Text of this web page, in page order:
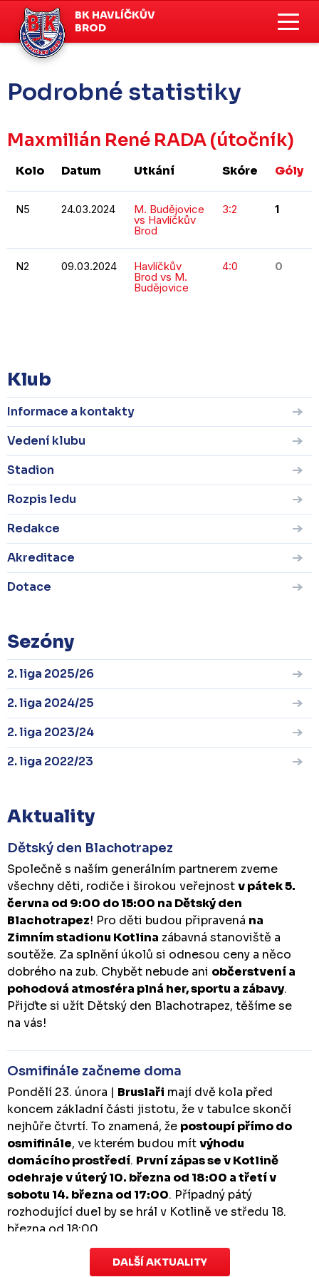
BK HAVLÍČKŮV
BROD
Podrobné statistiky
Maxmilián René RADA(útočník)
Kolo Datum Utkání Skóre Góly
N5 24.03.2024 M. Budějovice
vs Havlíčkův
Brod
3:2 1
N2 09.03.2024 Havlíčkův
Brod vs M.
Budějovice
4:0 0
Klub
Informace a kontakty
Vedení klubu
Stadion
Rozpis ledu
Redakce
Akreditace
Dotace
Sezóny
2. liga 2025/26
2. liga 2024/25
2. liga 2023/24
2. liga 2022/23
Aktuality
Dětský den Blachotrapez
Společně s naším generálním partnerem zveme
všechny děti, rodiče i širokou veřejnostv pátek 5.
června od 9:00 do 15:00 na Dětský den
Blachotrapez! Pro děti budou připravená na
Zimním stadionu Kotlina zábavná stanoviště a
soutěže. Za splnění úkolů si odnesou ceny a něco
dobrého na zub. Chybět nebude ani občerstvení a
pohodová atmosféra plná her, sportu a zábavy.
Přijďte si užít Dětský den Blachotrapez, těšíme se
na vás!
Osmifinále začneme doma
Pondělí 23. února | Bruslaři mají dvě kola před
koncem základní části jistotu, že v tabulce skončí
nejhůře čtvrtí. To znamená, že postoupí přímo do
osmifinále, ve kterém budou mítvýhodu
domácího prostředí. První zápas se v Kotlině
odehraje v úterý 10. března od 18:00 a třetí v
sobotu 14. března od 17:00. Případný pátý
rozhodující duel by se hrál v Kotlině ve středu 18.
března od 18:00.
DALŠÍ AKTUALITY